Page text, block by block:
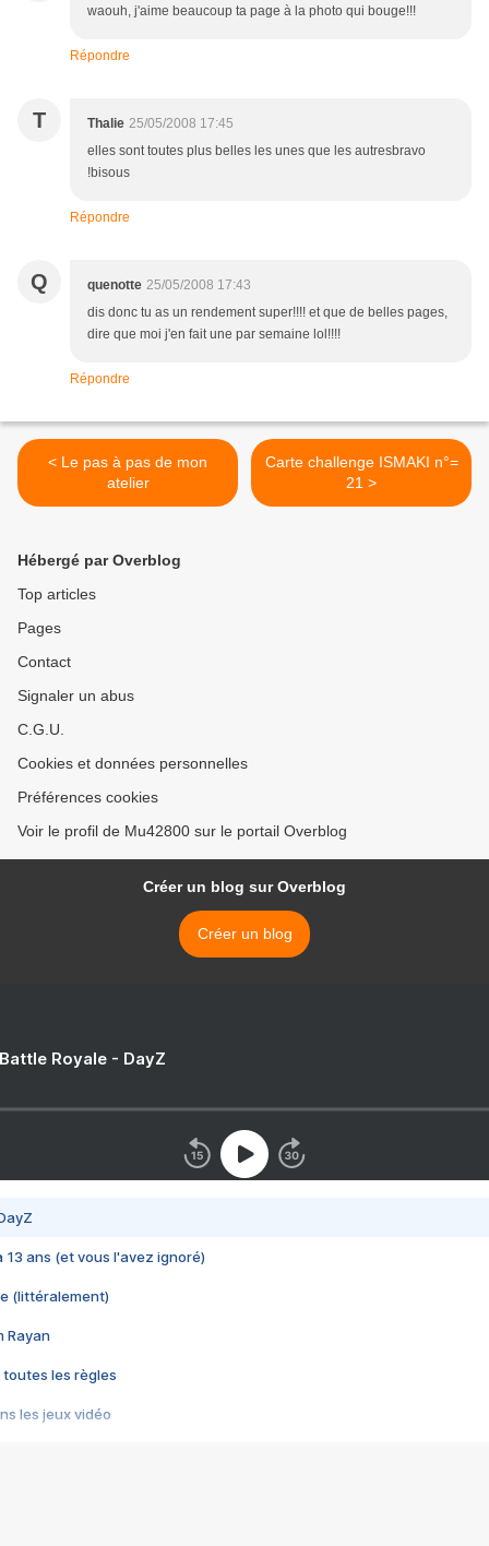
waouh, j'aime beaucoup ta page à la photo qui bouge!!!
Répondre
T Thalie 25/05/2008 17:45
elles sont toutes plus belles les unes que les autresbravo
!bisous
Répondre
Q quenotte 25/05/2008 17:43
dis donc tu as un rendement super!!!! et que de belles pages,
dire que moi j'en fait une par semaine lol!!!!
Répondre
< Le pas à pas de mon
atelier
Carte challenge ISMAKI n°=
21 >
Hébergé par Overblog
Top articles
Pages
Contact
Signaler un abus
C.G.U.
Cookies et données personnelles
Préférences cookies
Voir le profil de Mu42800 sur le portail Overblog
Créer un blog sur Overblog
Créer un blog
Royale - DayZ
13 ans (et vous l'avez ignoré)
(littéralement)
Rayan
toutes les règles
les jeux vidéo